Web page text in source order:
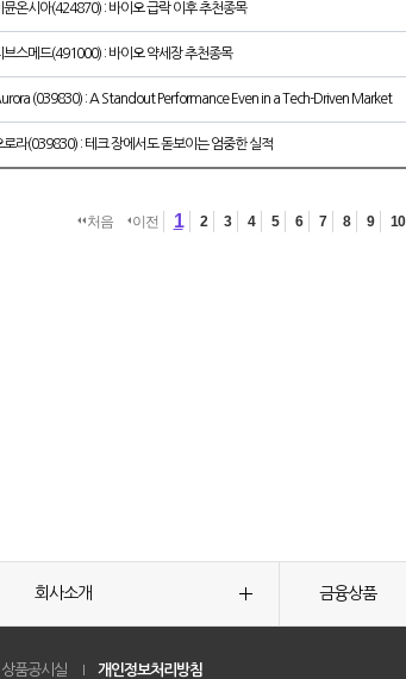
뮨온시아(424870) : 바이오 급락 이후 추천종목
브스메드(491000) : 바이오 약세장 추천종목
(039830) : A Standout Performance Even in a Tech-Driven Market
로라(039830) : 테크 장에서도 돋보이는 엄중한 실적
처음 이전 1 2 3 4 5 6 7 8 9 10
회사소개 금융상품
상품공시실 개인정보처리방침